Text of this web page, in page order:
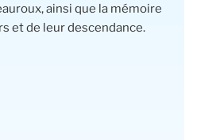
ainsi que la mémoire
et de leur descendance.